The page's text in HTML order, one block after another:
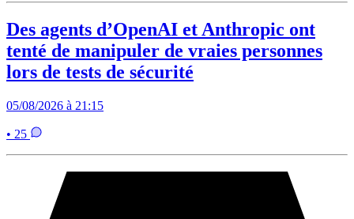
Des agents d’OpenAI et Anthropic ont
tenté de manipuler de vraies personnes
lors de tests de sécurité
05/08/2026 à 21:15
• 25